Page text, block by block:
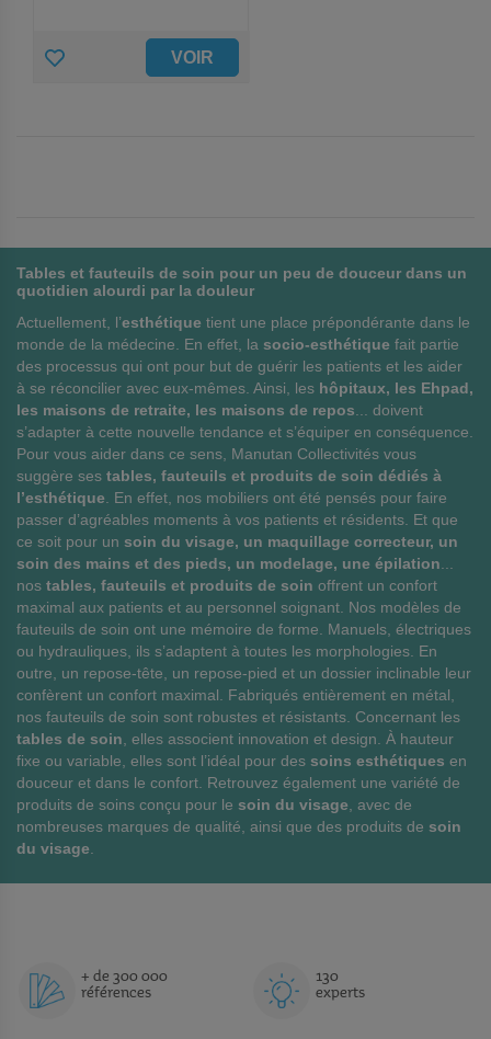
A
E
R
A
U
X
F
A
V
O
R
I
S
VOIR
Tables et fauteuils de soin pour un peu de douceur dans un
quotidien alourdi par la douleur
Actuellement, l’esthétique tient une place prépondérante dans le
monde de la médecine. En effet, la socio-esthétique fait partie
des processus qui ont pour but de guérir les patients et les aider
à se réconcilier avec eux-mêmes. Ainsi, les hôpitaux, les Ehpad,
les maisons de retraite, les maisons de repos... doivent
s’adapter à cette nouvelle tendance et s’équiper en conséquence.
Pour vous aider dans ce sens, Manutan Collectivités vous
suggère ses tables, fauteuils et produits de soin dédiés à
l’esthétique. En effet, nos mobiliers ont été pensés pour faire
passer d’agréables moments à vos patients et résidents. Et que
ce soit pour un soin du visage, un maquillage correcteur, un
soin des mains et des pieds, un modelage, une épilation...
nos tables, fauteuils et produits de soin offrent un confort
maximal aux patients et au personnel soignant. Nos modèles de
fauteuils de soin ont une mémoire de forme. Manuels, électriques
ou hydrauliques, ils s’adaptent à toutes les morphologies. En
outre, un repose-tête, un repose-pied et un dossier inclinable leur
confèrent un confort maximal. Fabriqués entièrement en métal,
nos fauteuils de soin sont robustes et résistants. Concernant les
tables de soin, elles associent innovation et design. À hauteur
fixe ou variable, elles sont l’idéal pour des soins esthétiques en
douceur et dans le confort. Retrouvez également une variété de
produits de soins conçu pour le soin du visage, avec de
nombreuses marques de qualité, ainsi que des produits de soin
du visage.
+ de 300 000
références
130
experts